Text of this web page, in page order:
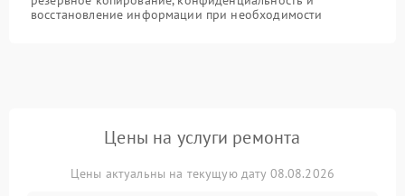
восстановление информации при необходимости
Цены на услуги ремонта
Цены актуальны на текущую дату 08.08.2026